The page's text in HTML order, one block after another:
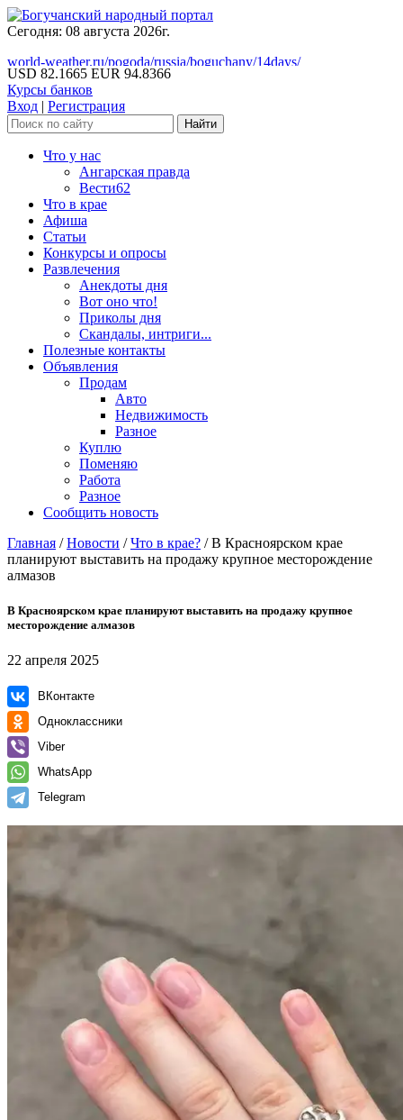
Сегодня: 08 августа 2026г.
world-weather.ru/pogoda/russia/boguchany/14days/
USD 82.1665 EUR 94.8366
Курсы банков
Вход | Регистрация
Что у нас
Ангарская правда
Вести62
Что в крае
Афиша
Статьи
Конкурсы и опросы
Развлечения
Анекдоты дня
Вот оно что!
Приколы дня
Скандалы, интриги...
Полезные контакты
Объявления
Продам
Авто
Недвижимость
Разное
Куплю
Поменяю
Работа
Разное
Сообщить новость
Главная /Новости /Что в крае? /В Красноярском крае
планируют выставить на продажу крупное месторождение
алмазов
В Красноярском крае планируют выставить на продажу крупное
месторождение алмазов
22 апреля 2025
ВКонтакте
Одноклассники
Viber
WhatsApp
Telegram